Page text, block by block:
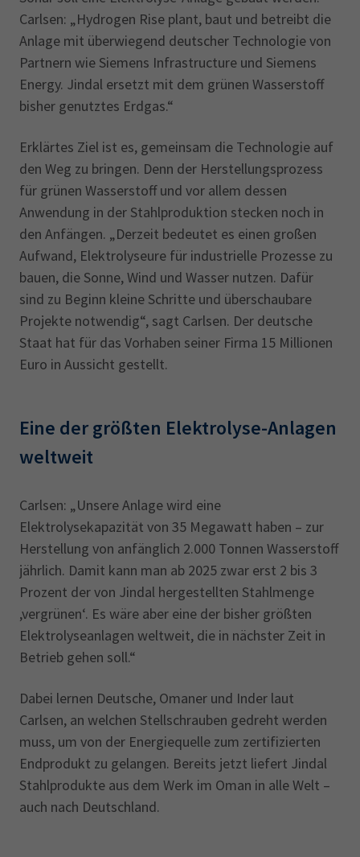
Carlsen: „Hydrogen Rise plant, baut und betreibt die
Anlage mit überwiegend deutscher Technologie von
Partnern wie Siemens Infrastructure und Siemens
Energy. Jindal ersetzt mit dem grünen Wasserstoff
bisher genutztes Erdgas.“
Erklärtes Ziel ist es, gemeinsam die Technologie auf
den Weg zu bringen. Denn der Herstellungsprozess
für grünen Wasserstoff und vor allem dessen
Anwendung in der Stahlproduktion stecken noch in
den Anfängen. „Derzeit bedeutet es einen großen
Aufwand, Elektrolyseure für industrielle Prozesse zu
bauen, die Sonne, Wind und Wasser nutzen. Dafür
sind zu Beginn kleine Schritte und überschaubare
Projekte notwendig“, sagt Carlsen. Der deutsche
Staat hat für das Vorhaben seiner Firma 15 Millionen
Euro in Aussicht gestellt.
Eine der größten Elektrolyse-Anlagen
weltweit
Carlsen: „Unsere Anlage wird eine
Elektrolysekapazität von 35 Megawatt haben – zur
Herstellung von anfänglich 2.000 Tonnen Wasserstoff
jährlich. Damit kann man ab 2025 zwar erst 2 bis 3
Prozent der von Jindal hergestellten Stahlmenge
,vergrünen‘. Es wäre aber eine der bisher größten
Elektrolyseanlagen weltweit, die in nächster Zeit in
Betrieb gehen soll.“
Dabei lernen Deutsche, Omaner und Inder laut
Carlsen, an welchen Stellschrauben gedreht werden
muss, um von der Energiequelle zum zertifizierten
Endprodukt zu gelangen. Bereits jetzt liefert Jindal
Stahlprodukte aus dem Werk im Oman in alle Welt –
auch nach Deutschland.